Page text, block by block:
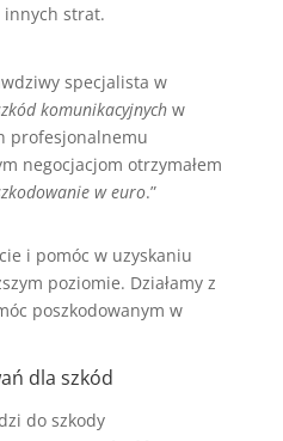
strat.
specjalista w
komunikacyjnychw
profesjonalnemu
negocjacjom otrzymałem
w euro.”
i pomóc w uzyskaniu
poziomie. Działamy z
poszkodowanym w
dla szkód
do szkody